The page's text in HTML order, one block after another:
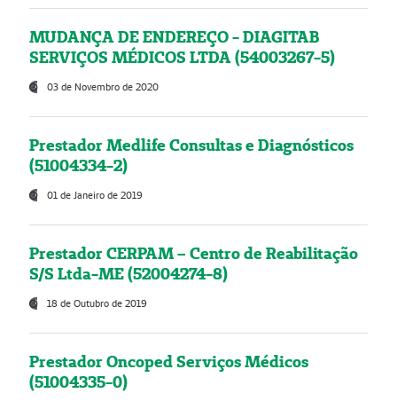
MUDANÇA DE ENDEREÇO - DIAGITAB
SERVIÇOS MÉDICOS LTDA (54003267-5)
03 de Novembro de 2020
Prestador Medlife Consultas e Diagnósticos
(51004334-2)
01 de Janeiro de 2019
Prestador CERPAM – Centro de Reabilitação
S/S Ltda-ME (52004274-8)
18 de Outubro de 2019
Prestador Oncoped Serviços Médicos
(51004335-0)